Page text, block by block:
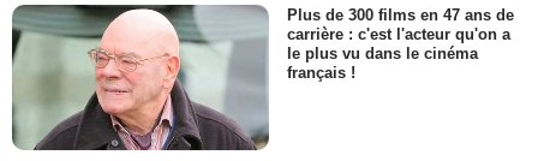
Plus de 300 films en 47 ans de
carrière : c'est l'acteur qu'on a
le plus vu dans le cinéma
français !